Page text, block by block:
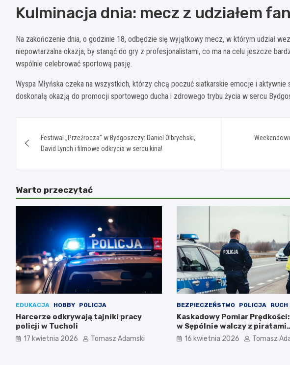
Kulminacja dnia: mecz z udziałem
Na zakończenie dnia, o godzinie 18, odbędzie się wyjątkowy mecz, w którym udział
niepowtarzalna okazja, by stanąć do gry z profesjonalistami, co ma na celu jeszcze
wspólnie celebrować sportową pasję.
Wyspa Młyńska czeka na wszystkich, którzy chcą poczuć siatkarskie emocje i
doskonałą okazją do promocji sportowego ducha i zdrowego trybu życia w sercu
wpisuFestiwal „Przeźrocza” w Bydgoszczy: Daniel Olbrychski,
David Lynch i filmowe odkrycia w sercu kina!
Warto przeczytać
EDUKACJA HOBBY POLICJA
Harcerze odkrywają tajniki pracy
policji w Tucholi
17 kwietnia 2026 Tomasz Adamski
BEZPIECZEŃSTWO POLICJA RUCH
Kaskadowy Pomiar
w Sępólnie walczy z piratami
drogowymi
16 kwietnia 2026 Tomasz